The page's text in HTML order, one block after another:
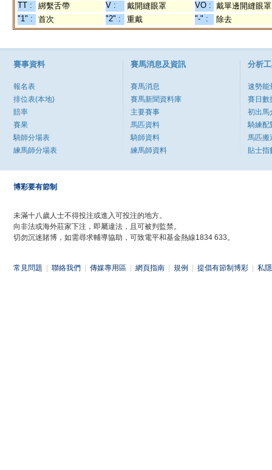
TT : 綁繫舌帶 V : 戴開縫眼罩 VO : 戴單邊開縫眼罩
"1" :
首次 "2" : 重戴 "-" : 除去
賽事資料
報名表
排位表(本地)
賠率
賽果
騎師分場表
練馬師分場表
賽馬消息及資訊
賽馬消息
賽馬新聞資料庫
主要賽事
馬匹資料
騎師資料
練馬師資料
分析
速勢能
賽日數
初出馬
騎練配
馬匹搬
貼士指
博彩要有節制
未滿十八歲人士不得投注或進入可投注的地方。
向非法或海外莊家下注，即屬違法，且可被判監禁。
切勿沉迷賭博，如需尋求輔導協助，可致電平和基金熱線1834 633。
常見問題 聯絡我們 傳媒專用區 網頁指南 規例 提倡有節制博彩 私